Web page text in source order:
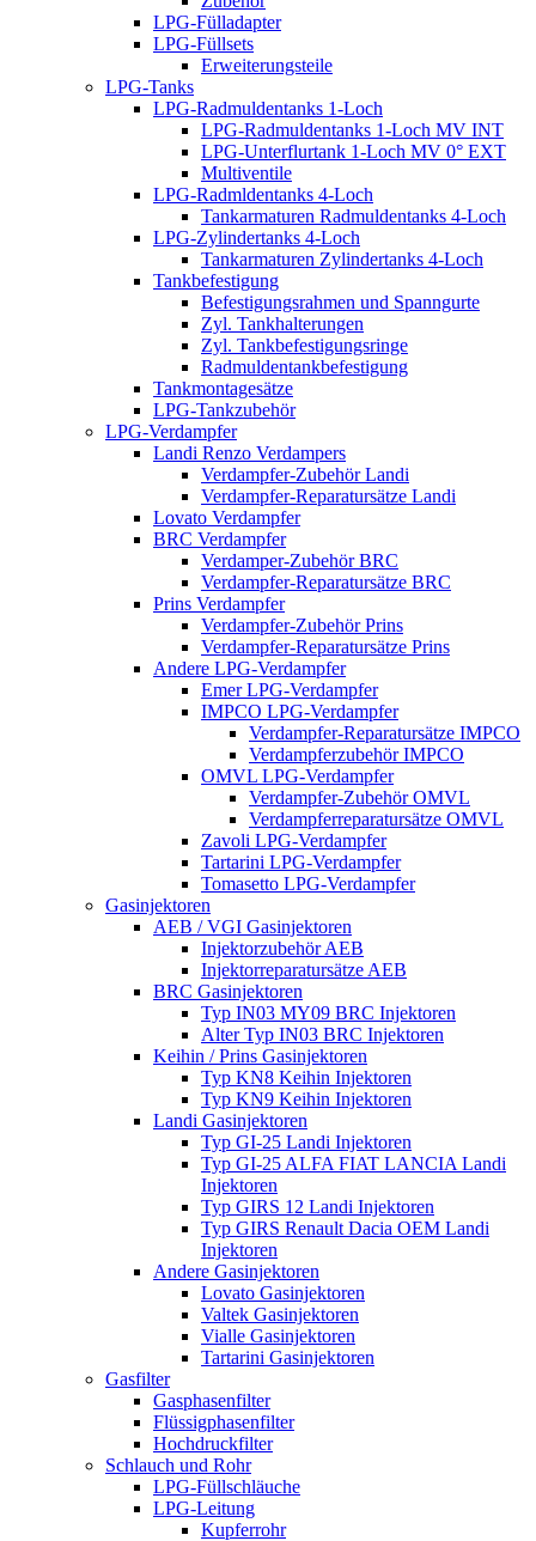
LPG-Fülladapter
LPG-Füllsets
Erweiterungsteile
LPG-Tanks
LPG-Radmuldentanks 1-Loch
LPG-Radmuldentanks 1-Loch MV INT
LPG-Unterflurtank 1-Loch MV 0° EXT
Multiventile
LPG-Radmldentanks 4-Loch
Tankarmaturen Radmuldentanks 4-Loch
LPG-Zylindertanks 4-Loch
Tankarmaturen Zylindertanks 4-Loch
Tankbefestigung
Befestigungsrahmen und Spanngurte
Zyl. Tankhalterungen
Zyl. Tankbefestigungsringe
Radmuldentankbefestigung
Tankmontagesätze
LPG-Tankzubehör
LPG-Verdampfer
Landi Renzo Verdampers
Verdampfer-Zubehör Landi
Verdampfer-Reparatursätze Landi
Lovato Verdampfer
BRC Verdampfer
Verdamper-Zubehör BRC
Verdampfer-Reparatursätze BRC
Prins Verdampfer
Verdampfer-Zubehör Prins
Verdampfer-Reparatursätze Prins
Andere LPG-Verdampfer
Emer LPG-Verdampfer
IMPCO LPG-Verdampfer
Verdampfer-Reparatursätze IMPCO
Verdampferzubehör IMPCO
OMVL LPG-Verdampfer
Verdampfer-Zubehör OMVL
Verdampferreparatursätze OMVL
Zavoli LPG-Verdampfer
Tartarini LPG-Verdampfer
Tomasetto LPG-Verdampfer
Gasinjektoren
AEB / VGI Gasinjektoren
Injektorzubehör AEB
Injektorreparatursätze AEB
BRC Gasinjektoren
Typ IN03 MY09 BRC Injektoren
Alter Typ IN03 BRC Injektoren
Keihin / Prins Gasinjektoren
Typ KN8 Keihin Injektoren
Typ KN9 Keihin Injektoren
Landi Gasinjektoren
Typ GI-25 Landi Injektoren
Typ GI-25 ALFA FIAT LANCIA Landi
Injektoren
Typ GIRS 12 Landi Injektoren
Typ GIRS Renault Dacia OEM Landi
Injektoren
Andere Gasinjektoren
Lovato Gasinjektoren
Valtek Gasinjektoren
Vialle Gasinjektoren
Tartarini Gasinjektoren
Gasfilter
Gasphasenfilter
Flüssigphasenfilter
Hochdruckfilter
Schlauch und Rohr
LPG-Füllschläuche
LPG-Leitung
Kupferrohr